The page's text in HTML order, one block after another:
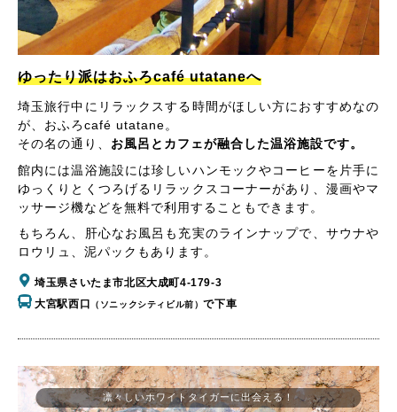
ゆったり派はおふろcafé utataneへ
埼玉旅行中にリラックスする時間がほしい方におすすめなの
が、おふろcafé utatane。
その名の通り、 お風呂とカフェが融合した温浴施設です。
館内には温浴施設には珍しいハンモックやコーヒーを片手に
ゆっくりとくつろげるリラックスコーナーがあり、漫画やマ
ッサージ機などを無料で利用することもできます。
もちろん、肝心なお風呂も充実のラインナップで、サウナや
ロウリュ、泥パックもあります。
埼玉県さいたま市北区大成町4-179-3
大宮駅西口
（ソニックシティビル前）で下車
凛々しいホワイトタイガーに出会える！